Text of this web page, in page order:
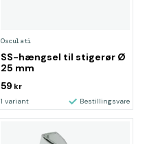
Osculati
SS-hængsel til stigerør Ø
25 mm
59 kr
1 variant Bestillingsvare